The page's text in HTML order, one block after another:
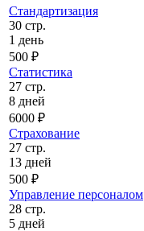
Стандартизация
30 стр.
1 день
500 ₽
Статистика
27 стр.
8 дней
6000 ₽
Страхование
27 стр.
13 дней
500 ₽
Управление персоналом
28 стр.
5 дней